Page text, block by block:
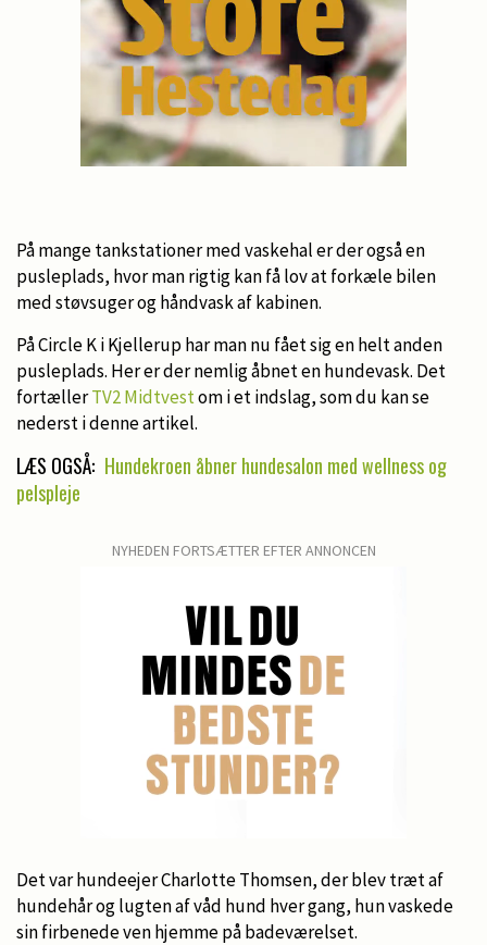
På mange tankstationer med vaskehal er der også en
pusleplads, hvor man rigtig kan få lov at forkæle bilen
med støvsuger og håndvask af kabinen.
På Circle K i Kjellerup har man nu fået sig en helt anden
pusleplads. Her er der nemlig åbnet en hundevask. Det
fortællerTV2 Midtvestom i et indslag, som du kan se
nederst i denne artikel.
LÆS OGSÅ: Hundekroen åbner hundesalon med wellness og
pelspleje
NYHEDEN FORTSÆTTER EFTER ANNONCEN
Det var hundeejer Charlotte Thomsen, der blev træt af
hundehår og lugten af våd hund hver gang, hun vaskede
sin firbenede ven hjemme på badeværelset.